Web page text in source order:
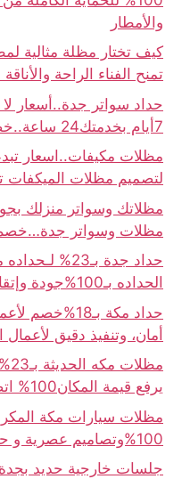
والأمطار
تمنح الفناء الراحة
حداد سواتر جدة..أسعار
7أيام بخدمتك24 ساعة..خصم 30%اتصل بنا
لتصميم مظلات الميكفات
مظلات وسواتر جدة…خصم35% اتصل
حداد جدة
الحداده بـ100%جودة وإتقان
حداد مكة
أمان، وتنفيذ دقيق لأعمال
يرفع قيمة المكان100% اتصل الان
مظلات سيارات مكة
100%وتصاميم عصرية و حماية كاملة لسيارتك
جلسات خارجية حديد